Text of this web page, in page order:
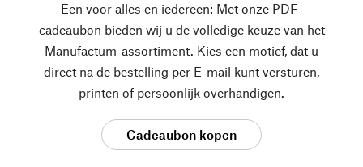
Een voor alles en iedereen: Met onze PDF-
cadeaubon bieden wij u de volledige keuze van het
Manufactum-assortiment. Kies een motief, dat u
direct na de bestelling per E-mail kunt versturen,
printen of persoonlijk overhandigen.
Cadeaubon kopen